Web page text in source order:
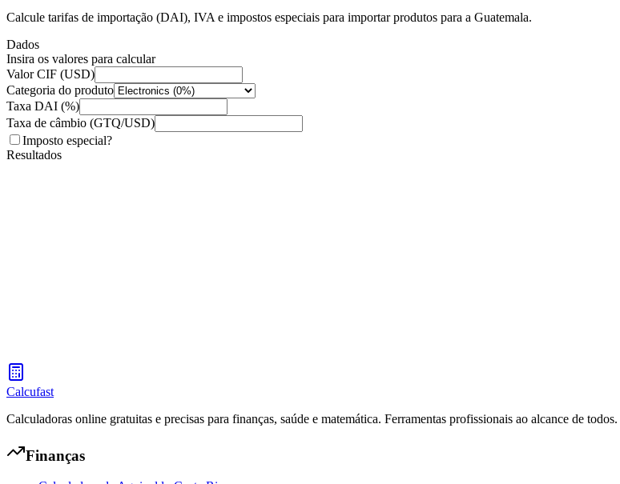
Calcule tarifas de importação (DAI), IVA e impostos especiais para importar produtos para a Guatemala.
Dados
Insira os valores para calcular
Valor CIF (USD)
Categoria do produto
Taxa DAI (%)
Taxa de câmbio (GTQ/USD)
Imposto especial?
Resultados
Calcufast
Calculadoras online gratuitas e precisas para finanças, saúde e matemática. Ferramentas profissionais ao alcance de todos.
Finanças